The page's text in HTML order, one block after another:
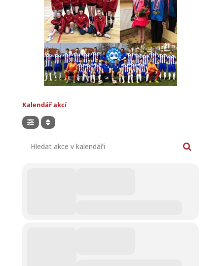
Kalendář akcí